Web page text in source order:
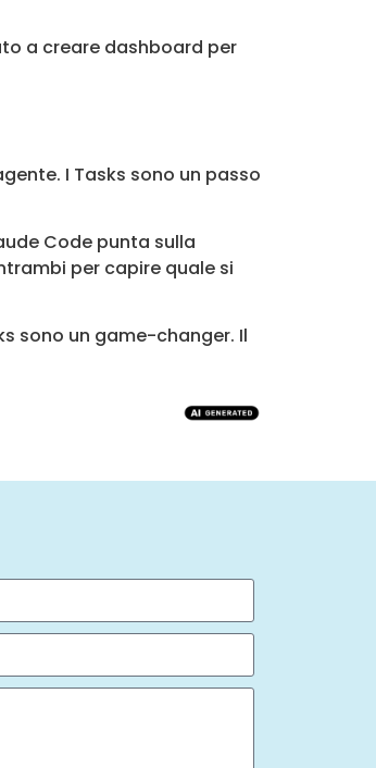
a creare dashboard per
I Tasks sono un passo
Code punta sulla
per capire quale si
sono un game-changer. Il